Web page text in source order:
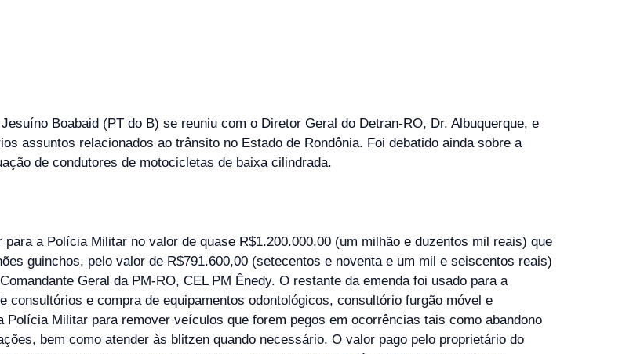
Boabaid (PT do B) se reuniu com o Diretor Geral do Detran-RO, Dr. Albuquerque, e
assuntos relacionados ao trânsito no Estado de Rondônia. Foi debatido ainda sobre a
de condutores de motocicletas de baixa cilindrada.
a Polícia Militar no valor de quase R$1.200.000,00 (um milhão e duzentos mil reais) que
guinchos, pelo valor de R$791.600,00 (setecentos e noventa e um mil e seiscentos reais)
Geral da PM-RO, CEL PM Ênedy. O restante da emenda foi usado para a
e compra de equipamentos odontológicos, consultório furgão móvel e
Militar para remover veículos que forem pegos em ocorrências tais como abandono
bem como atender às blitzen quando necessário. O valor pago pelo proprietário do